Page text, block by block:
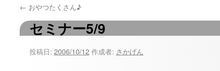
ン
ツ
← おやつたくさん♪
セミナー5/9
投稿日: 2006/10/12作成者: さかげん